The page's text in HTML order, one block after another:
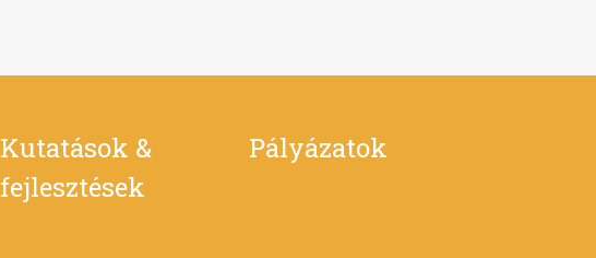
Kutatások &
fejlesztések
Pályázatok